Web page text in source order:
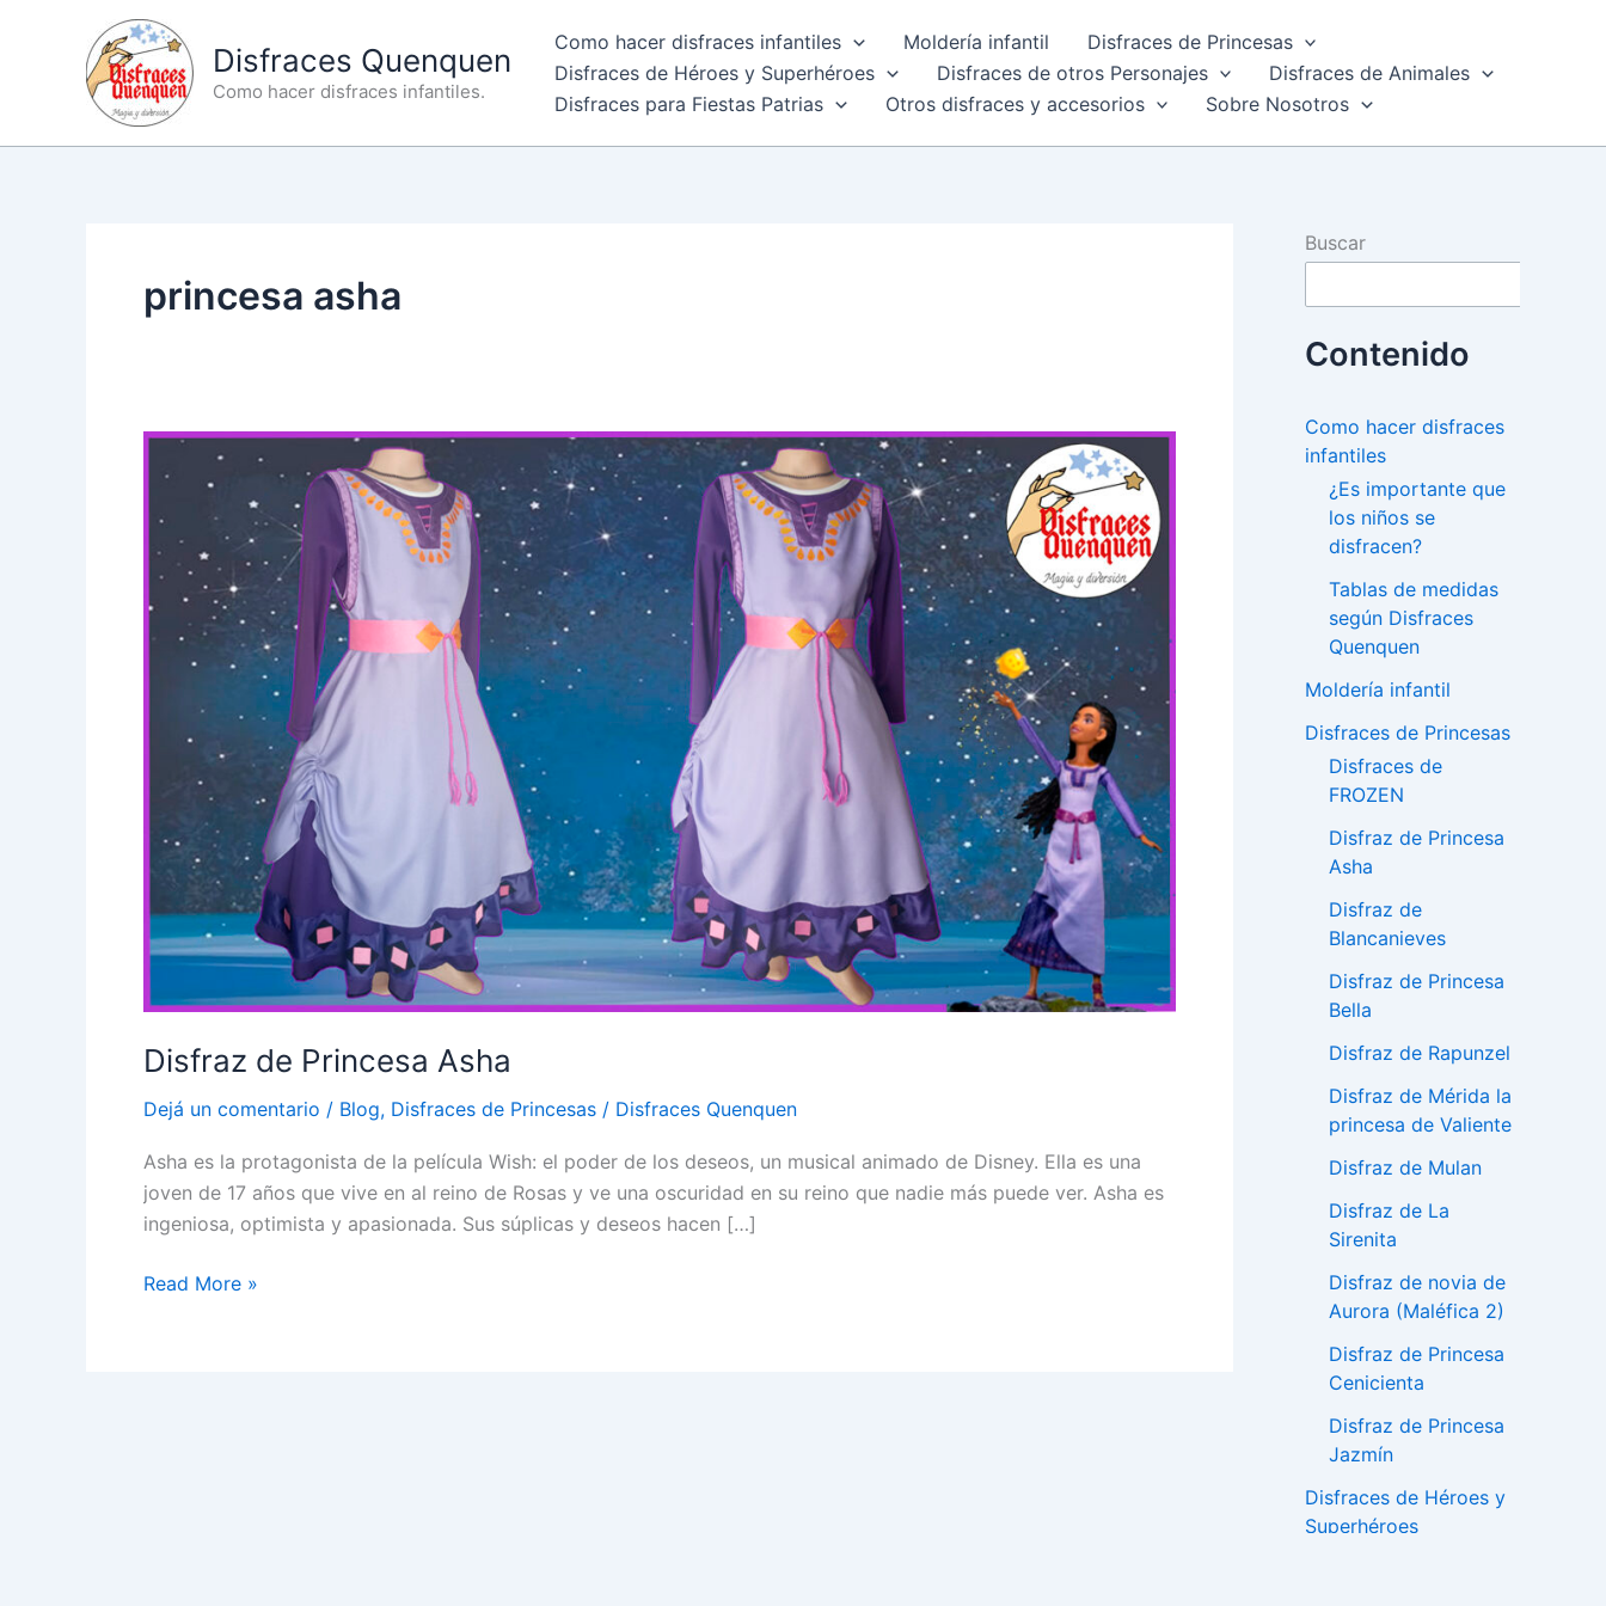
contenido
Disfraces Quenquen
Como hacer disfraces infantiles.
Como hacer disfraces infantiles Moldería infantil
Disfraces de Princesas
Disfraces de Héroes y Superhéroes
Disfraces de otros Personajes
Disfraces de Animales
Disfraces para Fiestas Patrias
Otros disfraces y accesorios Sobre Nosotros
princesa asha
Disfraz de Princesa Asha
Dejá un comentario / Blog, Disfraces de Princesas / Disfraces Quenquen
Asha es la protagonista de la película Wish: el poder de los deseos, un musical animado de Disney. Ella es una
joven de 17 años que vive en al reino de Rosas y ve una oscuridad en su reino que nadie más puede ver. Asha es
ingeniosa, optimista y apasionada. Sus súplicas y deseos hacen […]
Disfraz
Read More »
Buscar
Contenido
Como hacer disfraces
infantiles
¿Es importante que
los niños se
disfracen?
Tablas de medidas
según Disfraces
Quenquen
Moldería infantil
Disfraces de Princesas
Disfraces de
FROZEN
Disfraz de Princesa
Asha
Disfraz de
Blancanieves
Disfraz de Princesa
Bella
Disfraz de Rapunzel
Disfraz de Mérida la
princesa de Valiente
Disfraz de Mulan
Disfraz de La
Sirenita
Disfraz de novia de
Aurora (Maléfica 2)
Disfraz de Princesa
Cenicienta
Disfraz de Princesa
Jazmín
Disfraces de Héroes y
Superhéroes